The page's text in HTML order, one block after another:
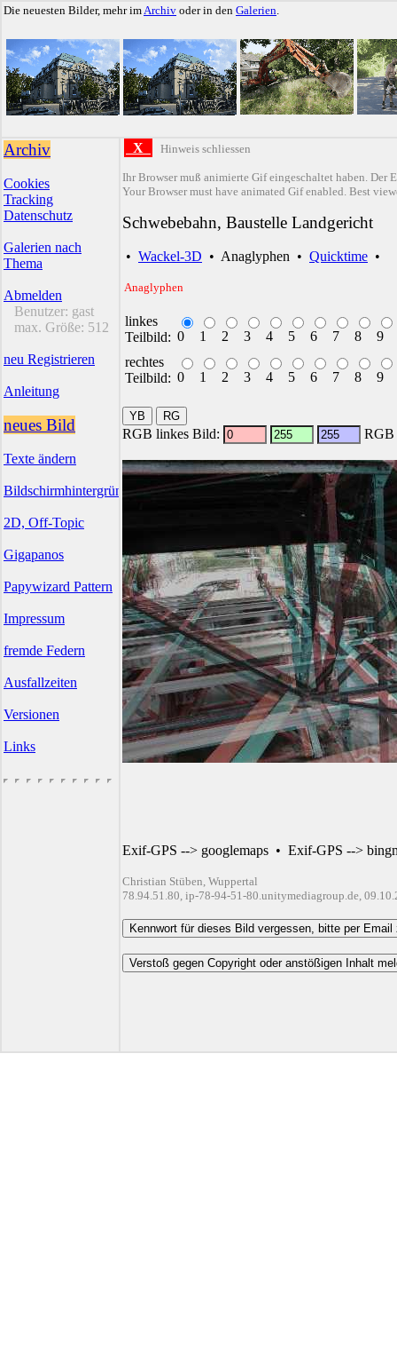
Die neuesten Bilder, mehr imArchiv oder in den Galerien.
Archiv
Cookies
Tracking
Datenschutz
Galerien nach
Thema
Abmelden
Benutzer: gast
max. Größe: 512
neu Registrieren
Anleitung
neues Bild
Texte ändern
Bildschirmhintergründe
2D, Off-Topic
Gigapanos
Papywizard Pattern
Impressum
fremde Federn
Ausfallzeiten
Versionen
Links
X Hinweis schliessen
Ihr Browser muß animierte Gif eingeschaltet haben. Der
Your Browser must have animated Gif enabled. Best
Schwebebahn, Baustelle Landgericht
• Wackel-3D • Anaglyphen • Quicktime •
Anaglyphen
linkes
Teilbild: 0 1 2 3 4 5 6 7 8
9
rechtes
Teilbild: 0 1 2 3 4 5 6 7 8 9
RGB linkes Bild: RGB
Exif-GPS --> googlemaps • Exif-GPS -->
Christian Stüben, Wuppertal
78.94.51.80, ip-78-94-51-80.unitymediagroup.de,